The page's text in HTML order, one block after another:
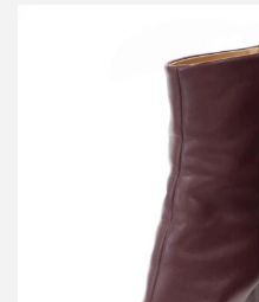
メゾン マルジェラ TABI
買取金
詳